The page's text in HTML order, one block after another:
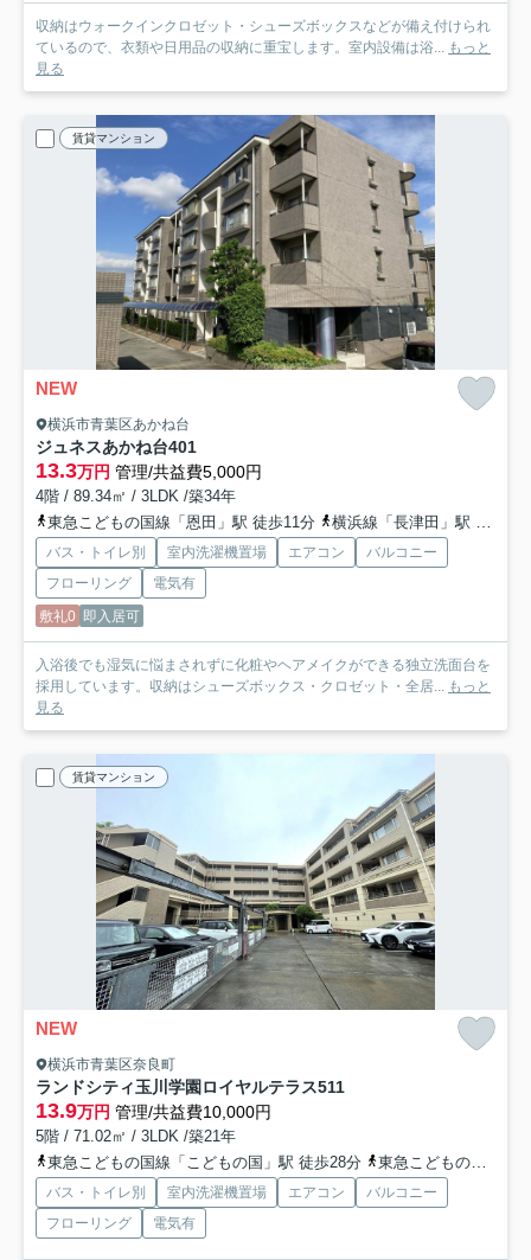
収納はウォークインクロゼット・シューズボックスなどが備え付けられ
ているので、衣類や日用品の収納に重宝します。室内設備は浴... もっと
見る
賃貸マンション
NEW
横浜市青葉区あかね台
ジュネスあかね台401
13.3万円 管理/共益費5,000円
4階 / 89.34㎡ / 3LDK /築34年
東急こどもの国線「恩田」駅 徒歩11分
横浜線「長津田」駅 徒歩21分
バス・トイレ別 室内洗濯機置場 エアコン
バルコニー
フローリング
電気有
敷礼0 即入居可
入浴後でも湿気に悩まされずに化粧やヘアメイクができる独立洗面台を
採用しています。収納はシューズボックス・クロゼット・全居... もっと
見る
賃貸マンション
NEW
横浜市青葉区奈良町
ランドシティ玉川学園ロイヤルテラス511
13.9万円 管理/共益費10,000円
5階 / 71.02㎡ / 3LDK /築21年
東急こどもの国線「こどもの国」駅 徒歩28分
東急こどもの国線「恩田」駅 徒歩49分
バス・トイレ別 室内洗濯機置場 エアコン
バルコニー
フローリング
電気有